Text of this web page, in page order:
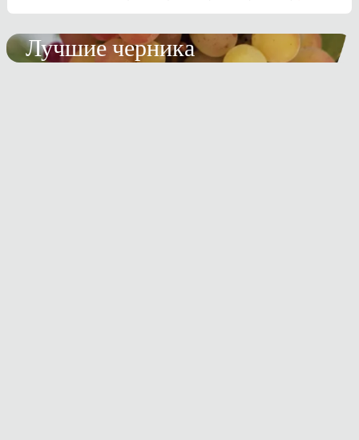
Лучшие черника